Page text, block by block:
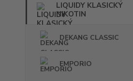
LIQUIDY KLASICKÝ
NIKOTIN
DEKANG CLASSIC
EMPORIO